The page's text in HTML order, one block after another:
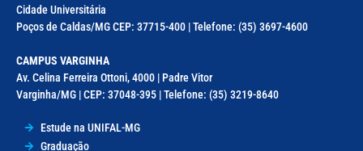
Cidade Universitária
Poços de Caldas/MG CEP: 37715-400 | Telefone: (35) 3697-4600
CAMPUS VARGINHA
Av. Celina Ferreira Ottoni, 4000 | Padre Vitor
Varginha/MG | CEP: 37048-395 | Telefone: (35) 3219-8640
Estude na UNIFAL-MG
Graduação